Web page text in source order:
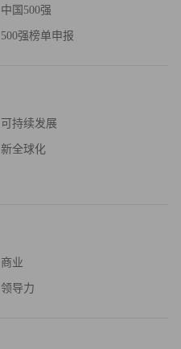
中国500强
500强榜单申报
可持续发展
新全球化
商业
领导力